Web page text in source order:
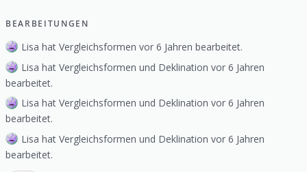
BEARBEITUNGEN
Lisa hat Vergleichsformen vor 6 Jahren bearbeitet.
Lisa hat Vergleichsformen und Deklination vor 6 Jahren
bearbeitet.
Lisa hat Vergleichsformen und Deklination vor 6 Jahren
bearbeitet.
Lisa hat Vergleichsformen und Deklination vor 6 Jahren
bearbeitet.